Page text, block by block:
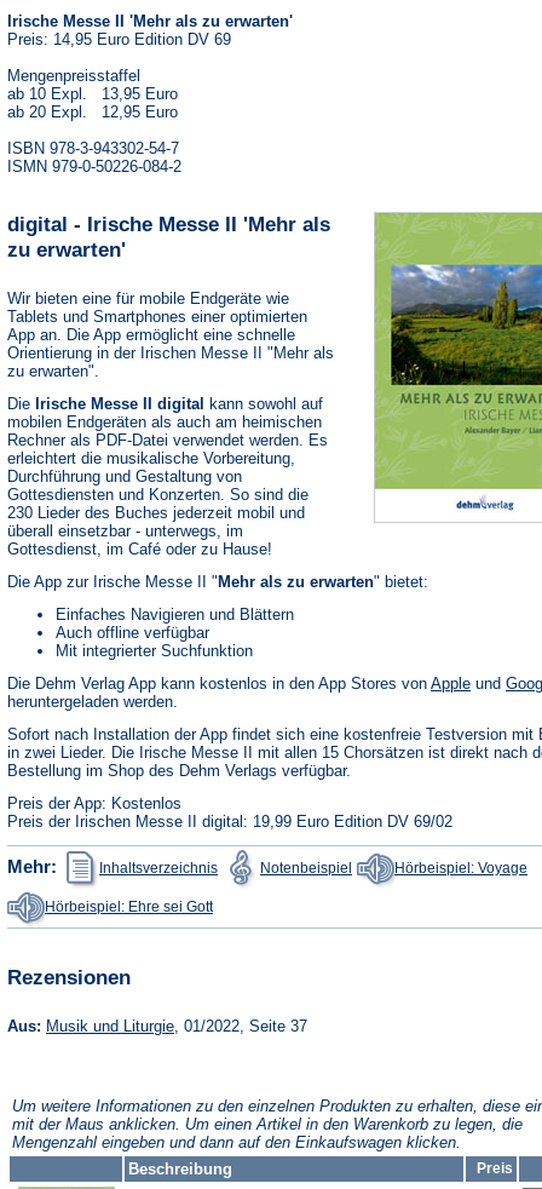
Irische Messe II 'Mehr als zu erwarten'
Preis: 14,95 Euro Edition DV 69
Mengenpreisstaffel
ab 10 Expl. 13,95 Euro
ab 20 Expl. 12,95 Euro
ISBN 978-3-943302-54-7
ISMN 979-0-50226-084-2
digital - Irische Messe II 'Mehr als
zu erwarten'
Wir bieten eine für mobile Endgeräte wie
Tablets und Smartphones einer optimierten
App an. Die App ermöglicht eine schnelle
Orientierung in der Irischen Messe II "Mehr als
zu erwarten".
Die Irische Messe II digital kann sowohl auf
mobilen Endgeräten als auch am heimischen
Rechner als PDF-Datei verwendet werden. Es
erleichtert die musikalische Vorbereitung,
Durchführung und Gestaltung von
Gottesdiensten und Konzerten. So sind die
230 Lieder des Buches jederzeit mobil und
überall einsetzbar - unterwegs, im
Gottesdienst, im Café oder zu Hause!
Die App zur Irische Messe II " Mehr als zu erwarten" bietet:
Einfaches Navigieren und Blättern
Auch offline verfügbar
Mit integrierter Suchfunktion
Die Dehm Verlag App kann kostenlos in den App Stores von Apple(Öffnet
neuen
Tab)
und
heruntergeladen werden.
Sofort nach Installation der App findet sich eine kostenfreie Testversion mit
in zwei Lieder. Die Irische Messe II mit allen 15 Chorsätzen ist direkt nach
Bestellung im Shop des Dehm Verlags verfügbar.
Preis der App: Kostenlos
Preis der Irischen Messe II digital: 19,99 Euro Edition DV 69/02
Mehr: Inhaltsverzeichnis
(Öffnet
in
einem
Tab)
Notenbeispiel
(Öffnet
in
einem
Tab)
Hörbeispiel: Voyagein
Hörbeispiel: Ehre sei Gottin
einem
Rezensionen
Aus: Musik und Liturgie(Öffnet
, 01/2022, Seite 37
Um weitere Informationen zu den einzelnen Produkten zu erhalten, diese
mit der Maus anklicken. Um einen Artikel in den Warenkorb zu legen, die
Mengenzahl eingeben und dann auf den Einkaufswagen klicken.
Beschreibung
Preis